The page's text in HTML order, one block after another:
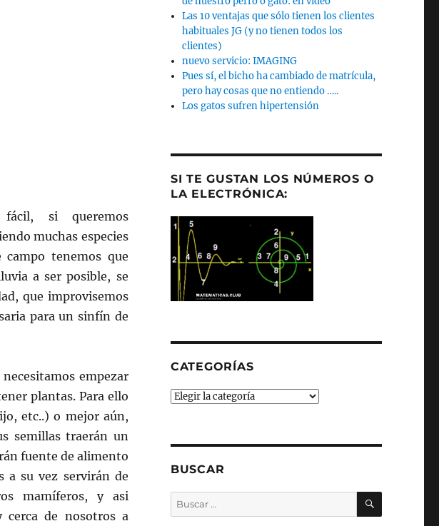
si queremos
muchas especies
tenemos que
a ser posible, se
que improvisemos
para un sinfín de
empezar
plantas. Para ello
etc..) o mejor aún,
semillas traerán un
fuente de alimento
a su vez servirán de
mamíferos, y asi
cerca de nosotros a
Las 10 ventajas que sólo tienen los clientes
habituales JG (y no tienen todos los
clientes)
nuevo servicio: IMAGING
Pues sí, el bicho ha cambiado de matrícula,
pero hay cosas que no entiendo …..
Los gatos sufren hipertensión
SI TE GUSTAN LOS NÚMEROS O
LA ELECTRÓNICA:
CATEGORÍAS
Categorías
BUSCAR
Buscar
por:
BUSCAR